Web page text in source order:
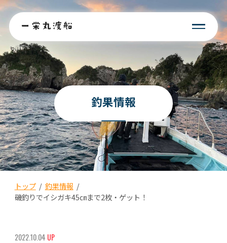
釣果情報
トップ/ 釣果情報 /
磯釣りでイシガキ45㎝まで2枚・ゲット！
2022.10.04 UP